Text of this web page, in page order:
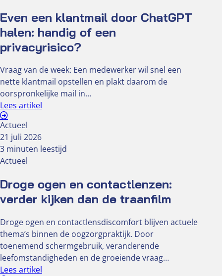
Even een klantmail door ChatGPT
halen: handig of een
privacyrisico?
Vraag van de week: Een medewerker wil snel een
nette klantmail opstellen en plakt daarom de
oorspronkelijke mail in…
Lees artikel
Actueel
21 juli 2026
3 minuten leestijd
Actueel
Droge ogen en contactlenzen:
verder kijken dan de traanfilm
Droge ogen en contactlensdiscomfort blijven actuele
thema’s binnen de oogzorgpraktijk. Door
toenemend schermgebruik, veranderende
leefomstandigheden en de groeiende vraag…
Lees artikel